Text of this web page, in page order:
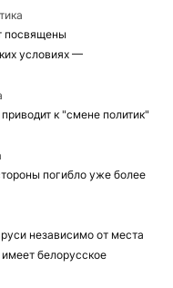
посвящены
условиях —
к "смене политик"
погибло уже более
независимо от места
белорусское